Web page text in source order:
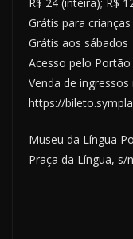
Grátis para
Grátis aos sábados
Acesso pelo Portão
Venda de
https://
Museu da Língua
Praça da Língua, s/